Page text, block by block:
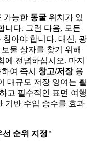
가능한 동굴 위치가 있
니다. 그런 다음, 모든
아야 합니다. 대신, 광
물 상자를 찾기 위해
에 전념하십시오. 마지
여 즉시 창고/저장용
대규모 저장 잉여는 훨
고 필수적인 표면 여행
기반 수입 승수를 효과
선 순위 지정"